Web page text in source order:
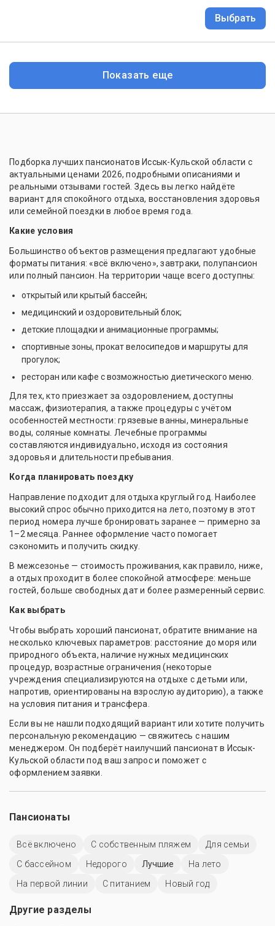
Выбрать
Показать еще
Подборка лучших пансионатов Иссык-Кульской области с
актуальными ценами 2026, подробными описаниями и
реальными отзывами гостей. Здесь вы легко найдёте
вариант для спокойного отдыха, восстановления здоровья
или семейной поездки в любое время года.
Какие условия
Большинство объектов размещения предлагают удобные
форматы питания: «всё включено», завтраки, полупансион
или полный пансион. На территории чаще всего доступны:
открытый или крытый бассейн;
медицинский и оздоровительный блок;
детские площадки и анимационные программы;
спортивные зоны, прокат велосипедов и маршруты для
прогулок;
ресторан или кафе с возможностью диетического меню.
Для тех, кто приезжает за оздоровлением, доступны
массаж, физиотерапия, а также процедуры с учётом
особенностей местности: грязевые ванны, минеральные
воды, соляные комнаты. Лечебные программы
составляются индивидуально, исходя из состояния
здоровья и длительности пребывания.
Когда планировать поездку
Направление подходит для отдыха круглый год. Наиболее
высокий спрос обычно приходится на лето, поэтому в этот
период номера лучше бронировать заранее — примерно за
1–2 месяца. Раннее оформление часто помогает
сэкономить и получить скидку.
В межсезонье — стоимость проживания, как правило, ниже,
а отдых проходит в более спокойной атмосфере: меньше
гостей, больше свободных дат и более размеренный сервис.
Как выбрать
Чтобы выбрать хороший пансионат, обратите внимание на
несколько ключевых параметров: расстояние до моря или
природного объекта, наличие нужных медицинских
процедур, возрастные ограничения (некоторые
учреждения специализируются на отдыхе с детьми или,
напротив, ориентированы на взрослую аудиторию), а также
на условия питания и трансфера.
Если вы не нашли подходящий вариант или хотите получить
персональную рекомендацию — свяжитесь с нашим
менеджером. Он подберёт наилучший пансионат в Иссык-
Кульской области под ваш запрос и поможет с
оформлением заявки.
Пансионаты
Всё включено С собственным пляжем
Для семьи
C бассейном
Недорого Лучшие
На лето
На первой линии
С питанием Новый год
Другие разделы